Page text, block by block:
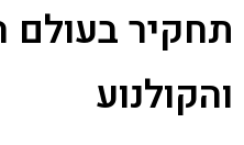
תחקיר
והקולנוע